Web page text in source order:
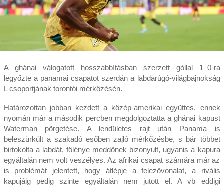
A ghánai válogatott hosszabbításban szerzett góllal 1–0-ra
legyőzte a panamai csapatot szerdán a labdarúgó-világbajnokság
L csoportjának torontói mérkőzésén.
Határozottan jobban kezdett a közép-amerikai együttes, ennek
nyomán már a második percben megdolgoztatta a ghánai kapust
Waterman pörgetése. A lendületes rajt után Panama is
beleszürkült a szakadó esőben zajló mérkőzésbe, s bár többet
birtokolta a labdát, fölénye meddőnek bizonyult, ugyanis a kapura
egyáltalán nem volt veszélyes. Az afrikai csapat számára már az
is problémát jelentett, hogy átlépje a felezővonalat, a rivális
kapujáig pedig szinte egyáltalán nem jutott el. A vb eddigi